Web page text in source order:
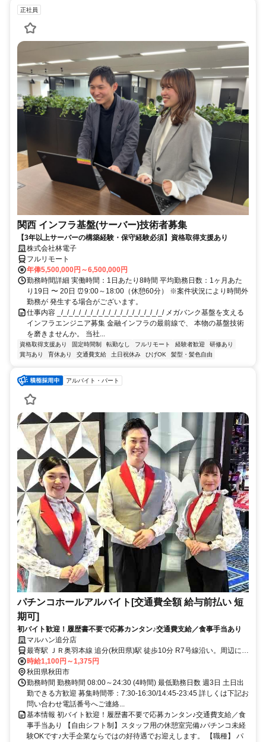
正社員
関西 インフラ基盤(サーバー)技術者募集
【3年以上サーバーの構築経験・保守経験必須】資格取得支援あり
株式会社林電子
フルリモート
年俸5,500,000円～6,500,000円
勤務時間詳細 実働時間：1日あたり8時間 平均勤務日数：1ヶ月あた
り19日 〜 20日 ⏰9:00～18:00（休憩60分） ※案件状況により時間外
勤務が 発生する場合がございます。
仕事内容 _/_/_/_/_/_/_/_/_/_/_/_/_/_/_/_/_/_/ メガバンク基盤を支える
インフラエンジニア募集 金融インフラの最前線で、 本物の基盤技術
を磨きませんか。 当社...
資格取得支援あり 固定時間制 転勤なし フルリモート 経験者歓迎
研修あり
賞与あり
育休あり 交通費支給 土日祝休み ひげOK 髪型・髪色自由
アルバイト・パート
パチンコホールアルバイト[交通費全額 給与前払い 短
期可]
初バイト歓迎！履歴書不要で応募カンタン♪交通費支給／食事手当あり
マルハン追分店
最寄駅 ＪＲ奥羽本線 追分(秋田県)駅 徒歩10分 R7号線沿い。周辺に
は、病院や保育園など生活を快適にしてくれる施設が立ち並び、便利
な生活が待っています。
時給1,100円～1,375円
秋田県秋田市
勤務時間 勤務時間 08:00～24:30 (4時間) 最低勤務日数 週3日 土日出
勤できる方歓迎 募集時間帯：7:30-16:30/14:45-23:45 詳しくは下記お
問い合わせ電話番号へご連絡...
基本情報 初バイト歓迎！履歴書不要で応募カンタン♪交通費支給／食
事手当あり 【自由シフト制】スタッフ用の休憩室完備♪パチンコ未経
験OKです♪大手企業ならではの好待遇でお迎えします。 【職種】 パ